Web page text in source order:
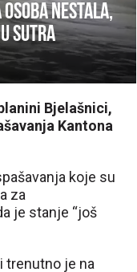
osoba nestala,
sutra
Bjelašnici,
Kantona
koje su
za
je stanje “još
trenutno je na